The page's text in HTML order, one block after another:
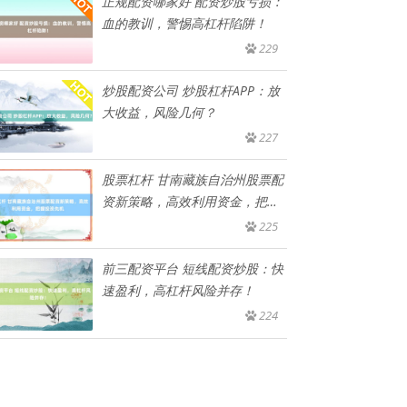
血的教训，警惕高杠杆陷阱！
229
炒股配资公司 炒股杠杆APP：放
大收益，风险几何？
227
股票杠杆 甘南藏族自治州股票配
资新策略，高效利用资金，把握
225
前三配资平台 短线配资炒股：快
速盈利，高杠杆风险并存！
224